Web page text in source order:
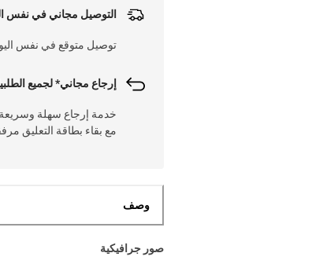
التوصيل مجاني في نفس
توصيل متوقع في نفس اليوم
إرجاع مجاني* لجميع
مع بقاء بطاقة التعليق
وصف
صور جرافيكية